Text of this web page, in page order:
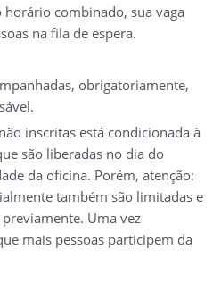
horário combinado, sua vaga
na fila de espera.
obrigatoriamente,
inscritas está condicionada à
são liberadas no dia do
da oficina. Porém, atenção:
também são limitadas e
Uma vez
mais pessoas participem da